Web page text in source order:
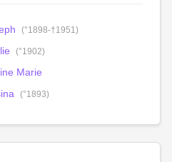
(°1898-†1951)
(°1902)
Marie
(°1893)